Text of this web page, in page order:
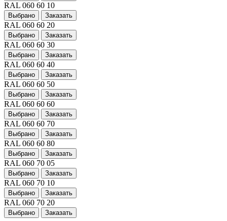
RAL 060 60 10
Выбрано Заказать
RAL 060 60 20
Выбрано Заказать
RAL 060 60 30
Выбрано Заказать
RAL 060 60 40
Выбрано Заказать
RAL 060 60 50
Выбрано Заказать
RAL 060 60 60
Выбрано Заказать
RAL 060 60 70
Выбрано Заказать
RAL 060 60 80
Выбрано Заказать
RAL 060 70 05
Выбрано Заказать
RAL 060 70 10
Выбрано Заказать
RAL 060 70 20
Выбрано Заказать